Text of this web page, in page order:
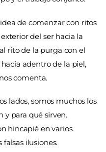
de comenzar con ritos
del ser hacia la
rito de la purga con el
adentro de la piel,
comenta.
lados, somos muchos los
y para qué sirven.
hincapié en varios
ilusiones.